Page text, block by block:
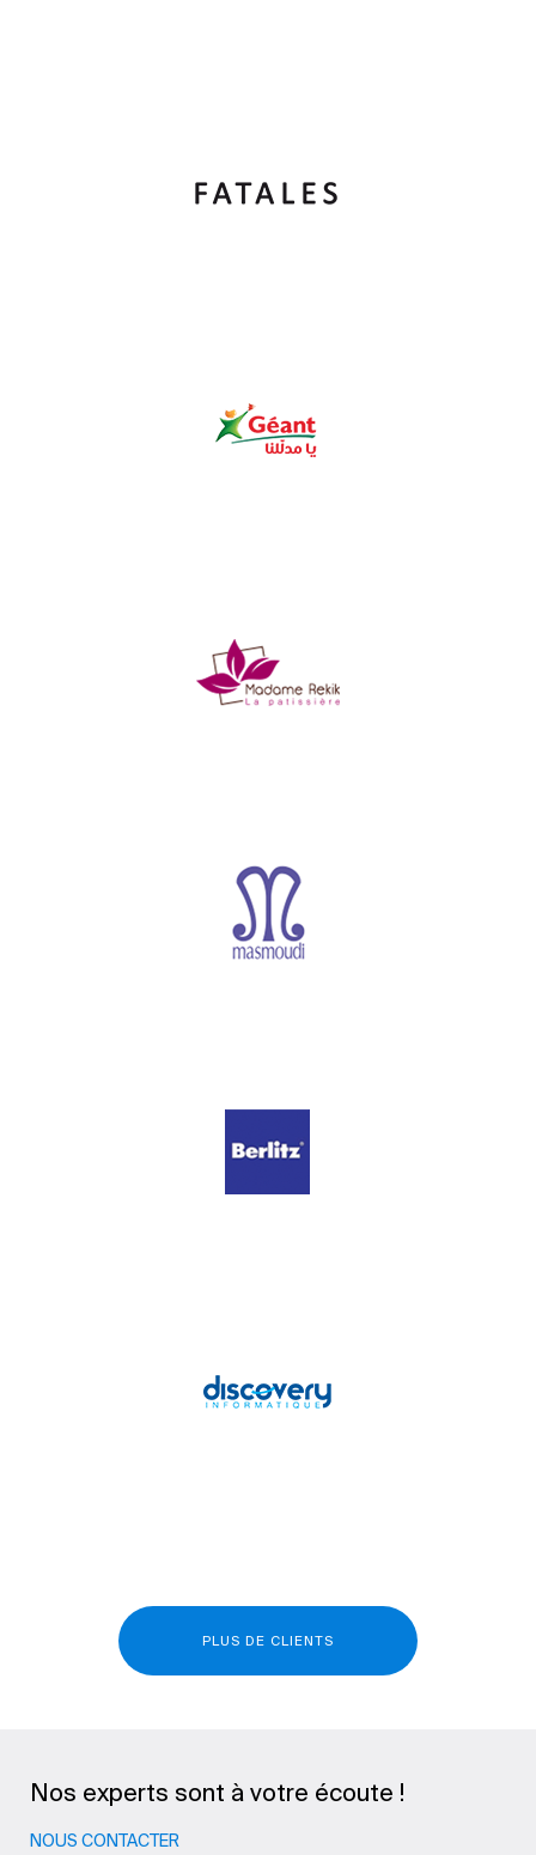
PLUS DE CLIENTS
Nos experts sont à votre écoute !
NOUS CONTACTER